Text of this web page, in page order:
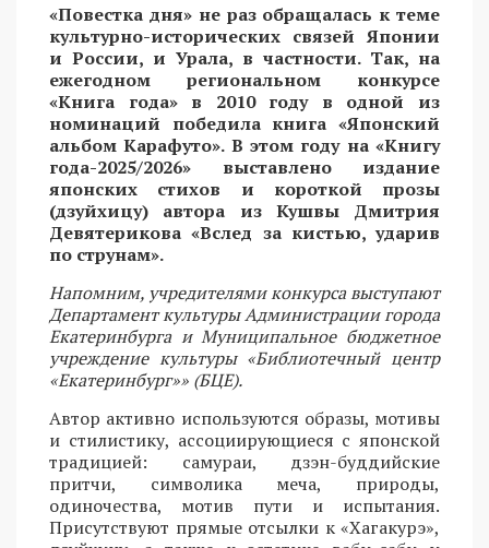
«Повестка дня» не раз обращалась к теме
культурно-исторических связей Японии
и России, и Урала, в частности. Так, на
ежегодном региональном конкурсе
«Книга года» в 2010 году в одной из
номинаций победила книга «Японский
альбом Карафуто». В этом году на «Книгу
года-2025/2026» выставлено издание
японских стихов и короткой прозы
(дзуйхицу) автора из Кушвы Дмитрия
Девятерикова «Вслед за кистью, ударив
по струнам».
Напомним, учредителями конкурса выступают
Департамент культуры Администрации города
Екатеринбурга и Муниципальное бюджетное
учреждение культуры «Библиотечный центр
«Екатеринбург»» (БЦЕ).
Автор активно используются образы, мотивы
и стилистику, ассоциирующиеся с японской
традицией: самураи, дзэн-буддийские
притчи, символика меча, природы,
одиночества, мотив пути и испытания.
Присутствуют прямые отсылки к «Хагакурэ»,